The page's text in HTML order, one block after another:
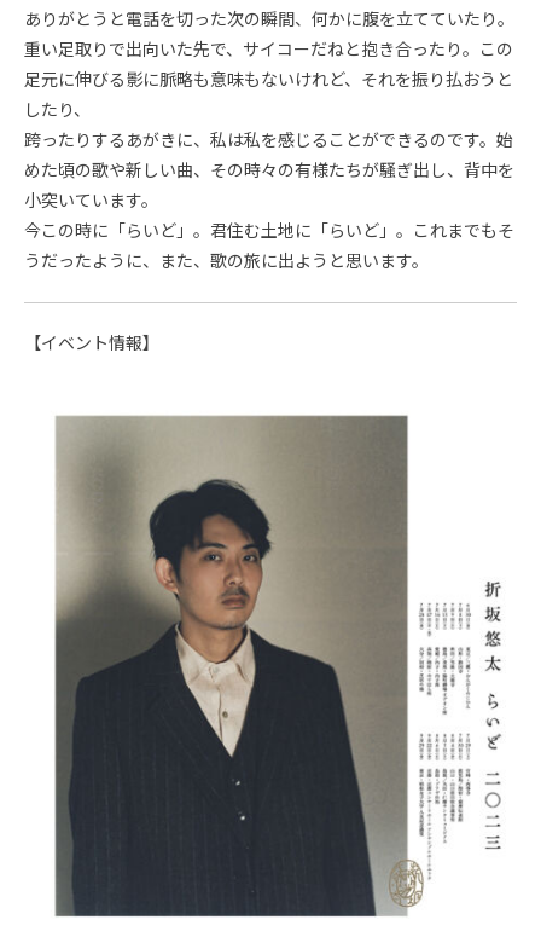
ありがとうと電話を切った次の瞬間、何かに腹を立てていたり。
重い足取りで出向いた先で、サイコーだねと抱き合ったり。この
足元に伸びる影に脈略も意味もないけれど、それを振り払おうと
したり、
跨ったりするあがきに、私は私を感じることができるのです。始
めた頃の歌や新しい曲、その時々の有様たちが騒ぎ出し、背中を
小突いています。
今この時に「らいど」。君住む土地に「らいど」。これまでもそ
うだったように、また、歌の旅に出ようと思います。
【イベント情報】